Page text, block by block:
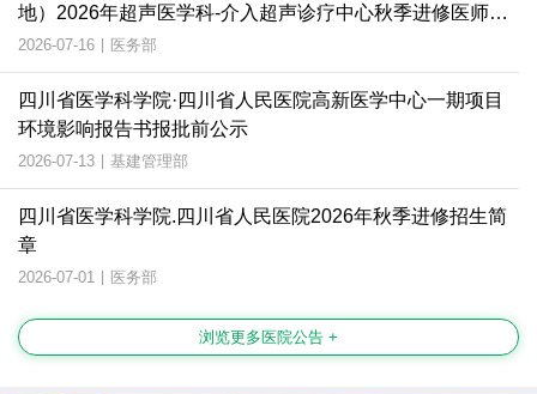
地）2026年超声医学科-介入超声诊疗中心秋季进修医师招
生简章
2026-07-16 | 医务部
四川省医学科学院·四川省人民医院高新医学中心一期项目
环境影响报告书报批前公示
2026-07-13 | 基建管理部
四川省医学科学院.四川省人民医院2026年秋季进修招生简
章
2026-07-01 | 医务部
浏览更多医院公告 +